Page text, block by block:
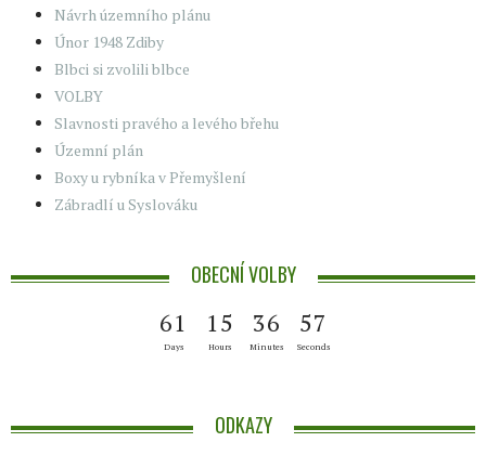
Návrh územního plánu
Únor 1948 Zdiby
Blbci si zvolili blbce
VOLBY
Slavnosti pravého a levého břehu
Územní plán
Boxy u rybníka v Přemyšlení
Zábradlí u Syslováku
OBECNÍ VOLBY
61
Days
15
Hours
36
Minutes
57
Seconds
ODKAZY